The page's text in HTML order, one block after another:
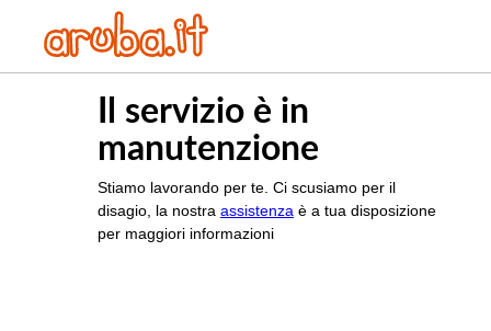
Il servizio è in
manutenzione
Stiamo lavorando per te. Ci scusiamo per il
disagio, la nostra assistenza è a tua disposizione
per maggiori informazioni